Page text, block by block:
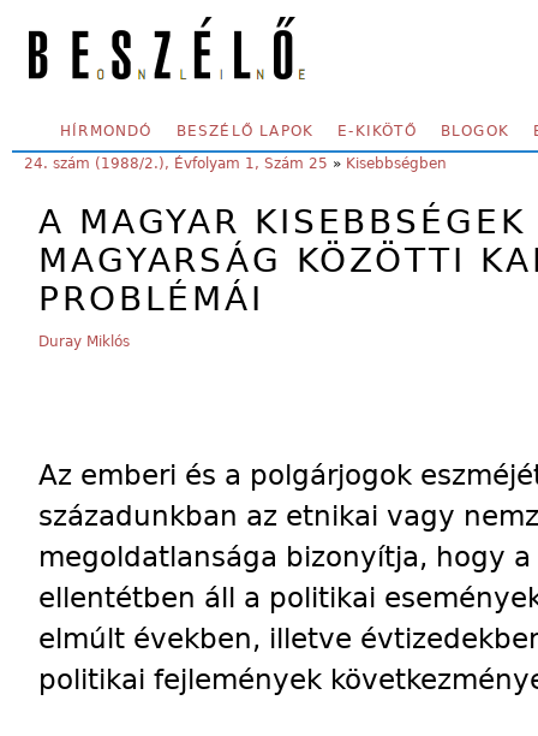
SECONDARY MENU
HÍRMONDÓ BESZÉLŐ LAPOK E-KIKÖTŐ BLOGOK
YOU ARE HERE:
24. szám (1988/2.), Évfolyam 1, Szám 25 » Kisebbségben
A MAGYAR
MAGYARSÁG KÖZÖTTI
PROBLÉMÁI
Duray Miklós
Az emberi és a polgárjogok
századunkban az etnikai vagy
megoldatlansága bizonyítja, hogy
ellentétben áll a politikai
elmúlt években, illetve
politikai fejlemények